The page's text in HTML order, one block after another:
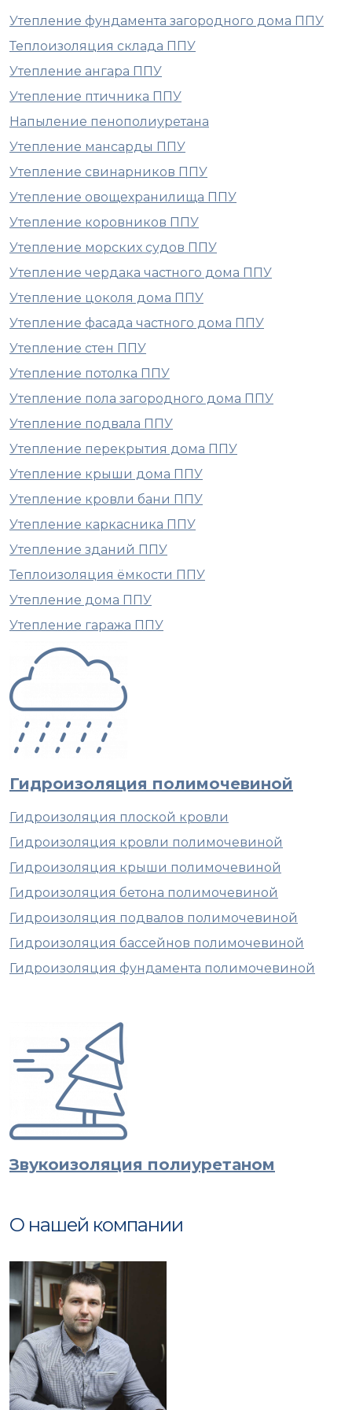
Утепление фундамента загородного дома ППУ
Теплоизоляция склада ППУ
Утепление ангара ППУ
Утепление птичника ППУ
Напыление пенополиуретана
Утепление мансарды ППУ
Утепление свинарников ППУ
Утепление овощехранилища ППУ
Утепление коровников ППУ
Утепление морских судов ППУ
Утепление чердака частного дома ППУ
Утепление цоколя дома ППУ
Утепление фасада частного дома ППУ
Утепление стен ППУ
Утепление потолка ППУ
Утепление пола загородного дома ППУ
Утепление подвала ППУ
Утепление перекрытия дома ППУ
Утепление крыши дома ППУ
Утепление кровли бани ППУ
Утепление каркасника ППУ
Утепление зданий ППУ
Теплоизоляция ёмкости ППУ
Утепление дома ППУ
Утепление гаража ППУ
Гидроизоляция полимочевиной
Гидроизоляция плоской кровли
Гидроизоляция кровли полимочевиной
Гидроизоляция крыши полимочевиной
Гидроизоляция бетона полимочевиной
Гидроизоляция подвалов полимочевиной
Гидроизоляция бассейнов полимочевиной
Гидроизоляция фундамента полимочевиной
Звукоизоляция полиуретаном
О нашей компании